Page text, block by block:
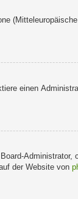
einen
Administrator,
der Website von